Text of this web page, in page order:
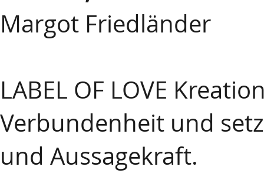
Margot Friedländer
LABEL OF LOVE
Verbundenheit und
und Aussagekraft.